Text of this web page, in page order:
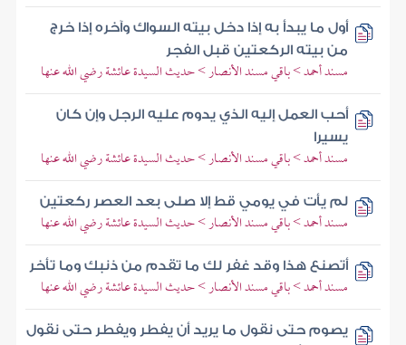
أول ما يبدأ به إذا دخل بيته السواك وآخره إذا خرج
من بيته الركعتين قبل الفجر
مسند أحمد > باقي مسند الأنصار > حديث السيدة عائشة رضي الله عنها
أحب العمل إليه الذي يدوم عليه الرجل وإن كان
يسيرا
مسند أحمد > باقي مسند الأنصار > حديث السيدة عائشة رضي الله عنها
لم يأت في يومي قط إلا صلى بعد العصر ركعتين
مسند أحمد > باقي مسند الأنصار > حديث السيدة عائشة رضي الله عنها
أتصنع هذا وقد غفر لك ما تقدم من ذنبك وما تأخر
مسند أحمد > باقي مسند الأنصار > حديث السيدة عائشة رضي الله عنها
يصوم حتى نقول ما يريد أن يفطر ويفطر حتى نقول